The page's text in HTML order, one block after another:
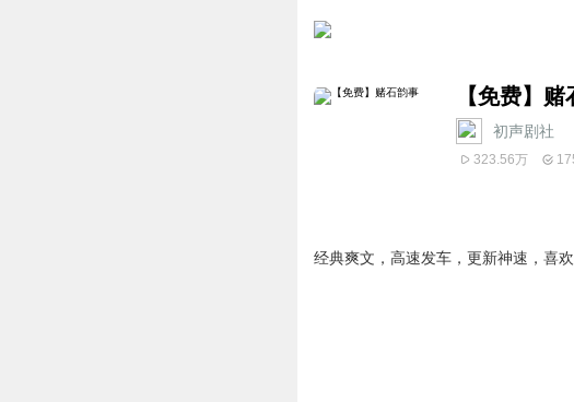
【免费】
初声剧社
323.56万
经典爽文，高速发车，更新神速，喜